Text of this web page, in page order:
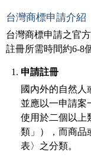
台灣商標申請介紹
台灣商標申請之官
註冊所需時間約6-8
申請註冊
國內外的自然人
並應以一申請案
使用於二個以上
類」），而商品
表〉之分類。